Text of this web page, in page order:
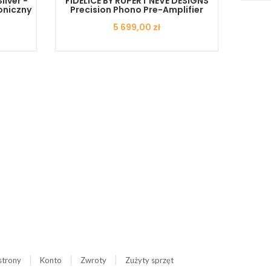
Precision Phono Pre-Amplifier
Cena
5 699,00 zł
Konto Zwroty
Zużyty sprzęt